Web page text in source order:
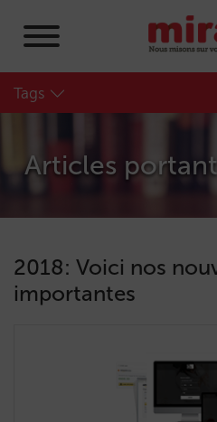
Tags
Articles
2018: Voici nos
importantes